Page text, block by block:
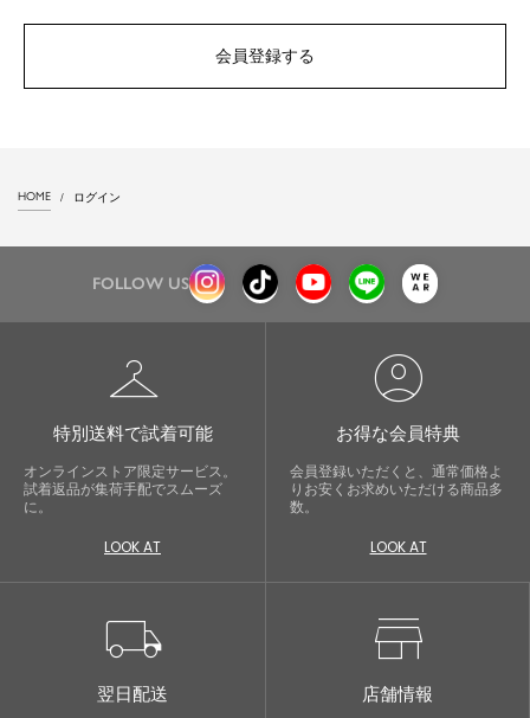
会員登録する
HOME ログイン
FOLLOW US
checkroom
特別送料で試着可能
オンラインストア限定サービス。
試着返品が集荷手配でスムーズ
に。
LOOK AT
account_circle
お得な会員特典
会員登録いただくと、通常価格よ
りお安くお求めいただける商品多
数。
LOOK AT
local_shipping
翌日配送
store
店舗情報